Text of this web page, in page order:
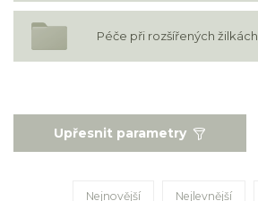
Péče při rozšířených žilkách
Upřesnit parametry
Nejnovější Nejlevnější